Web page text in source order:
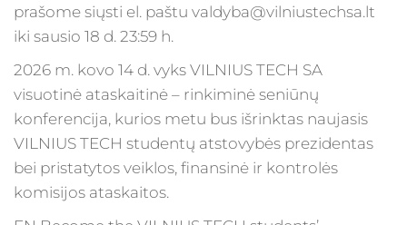
prašome siųsti el. paštu valdyba@vilniustechsa.lt
iki sausio 18 d. 23:59 h.
2026 m. kovo 14 d. vyks VILNIUS TECH SA
visuotinė ataskaitinė – rinkiminė seniūnų
konferencija, kurios metu bus išrinktas naujasis
VILNIUS TECH studentų atstovybės prezidentas
bei pristatytos veiklos, finansinė ir kontrolės
komisijos ataskaitos.